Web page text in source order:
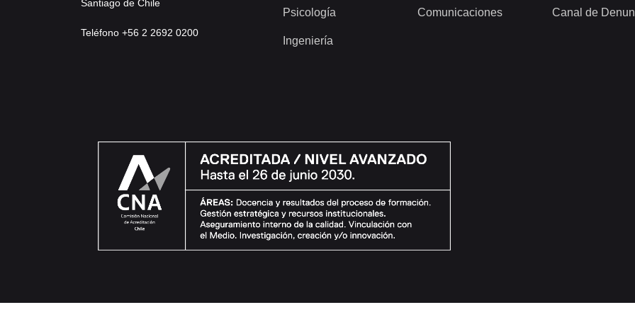
Santiago de Chile
Teléfono +56 2 2692 0200
Psicología
Ingeniería
Comunicaciones Canal de